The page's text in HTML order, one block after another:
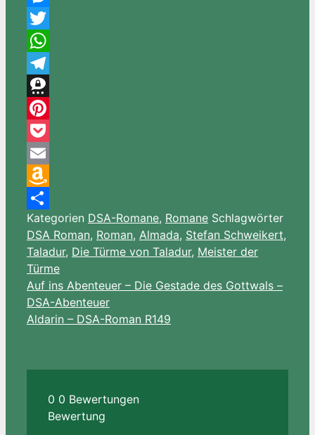
Messenger
Twitter
WhatsApp
Telegram
Threema
Pinterest
Pocket
Email
Amazon
Wish
List
Teilen
Kategorien DSA-Romane, Romane Schlagwörter
DSA Roman, Roman, Almada, Stefan Schweikert,
Taladur, Die Türme von Taladur, Meister der
Türme
Auf ins Abenteuer – Die Gestade des Gottwals –
DSA-Abenteuer
Aldarin – DSA-Roman R149
0 0 Bewertungen
Bewertung